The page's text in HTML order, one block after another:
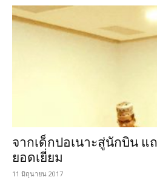
จากเด็กปอเนาะสู่นักบิน
ยอดเยี่ยม
11 มิถุนายน 2017